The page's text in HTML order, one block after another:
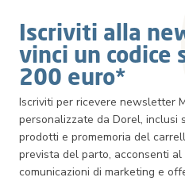
Iscriviti alla
vinci un codice
200 euro*
Iscriviti per ricevere newsletter
personalizzate da Dorel, inclusi
prodotti e promemoria del
prevista del parto, acconsenti al
comunicazioni di marketing e